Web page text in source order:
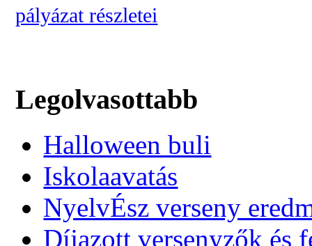
pályázat részletei
Legolvasottabb
Halloween buli
Iskolaavatás
NyelvÉsz verseny
Díjazott versenyzők és